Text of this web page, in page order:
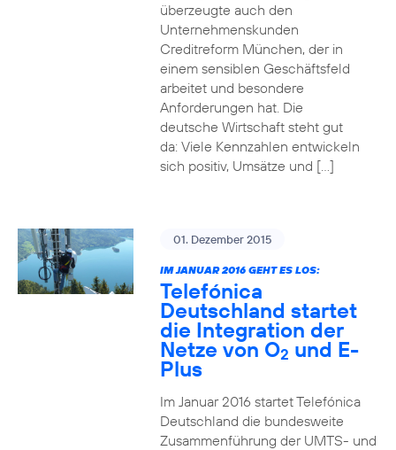
überzeugte auch den
Unternehmenskunden
Creditreform München, der in
einem sensiblen Geschäftsfeld
arbeitet und besondere
Anforderungen hat. Die
deutsche Wirtschaft steht gut
da: Viele Kennzahlen entwickeln
sich positiv, Umsätze und […]
01. Dezember 2015
IM JANUAR 2016 GEHT ES LOS:
Telefónica
Deutschland startet
die Integration der
Netze von O2 und E-
Plus
Im Januar 2016 startet Telefónica
Deutschland die bundesweite
Zusammenführung der UMTS- und